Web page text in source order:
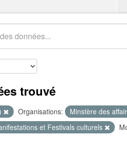
trouvé
Organisations:
Minstère des
et Festivals culturels